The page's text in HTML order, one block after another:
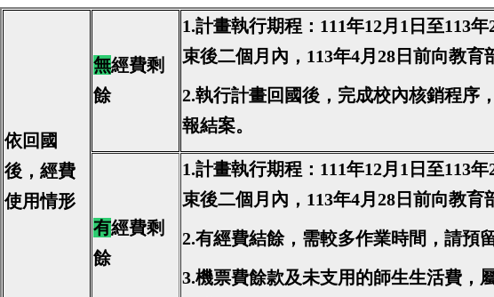
依回國
後，經費
使用情形
無經費剩
餘
1.計畫執行期程：111年12月1日至113
束後二個月內，113年4月28日前向教育
2.執行計畫回國後，完成校內核銷程序
報結案。
有經費剩
餘
1.計畫執行期程：111年12月1日至113
束後二個月內，113年4月28日前向教育
2.有經費結餘，需較多作業時間，請預
3.機票費餘款及未支用的師生生活費，